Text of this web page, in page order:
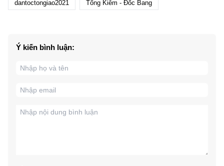
dantoctongiao2021 Tổng Kiêm - Đốc Bang
Ý kiến bình luận: